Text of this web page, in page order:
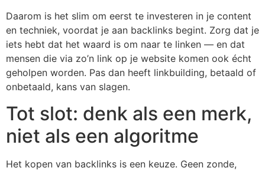
Daarom is het slim om eerst te investeren in je content
en techniek, voordat je aan backlinks begint. Zorg dat je
iets hebt dat het waard is om naar te linken — en dat
mensen die via zo’n link op je website komen ook écht
geholpen worden. Pas dan heeft linkbuilding, betaald of
onbetaald, kans van slagen.
Tot slot: denk als een merk,
niet als een algoritme
Het kopen van backlinks is een keuze. Geen zonde,